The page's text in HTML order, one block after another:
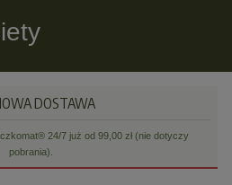
DOSTAWA
24/7 już od 99,00 zł (nie dotyczy
pobrania).